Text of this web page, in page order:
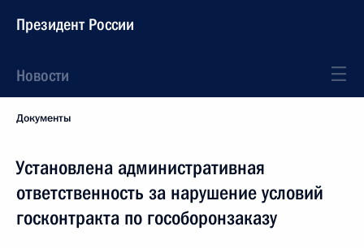
Президент России
Новости
Документы
Установлена административная
ответственность за нарушение условий
госконтракта по гособоронзаказу